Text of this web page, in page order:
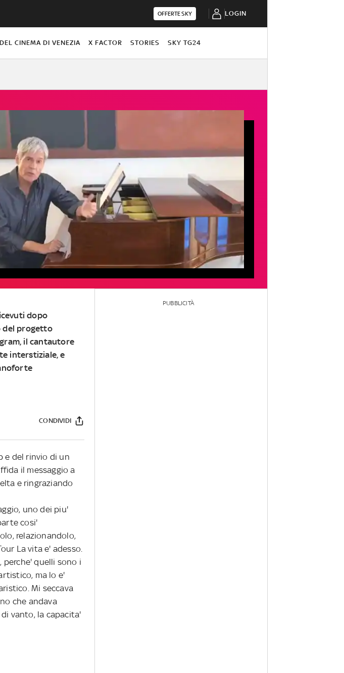
OFFERTE SKY LOGIN
CINEMA DI VENEZIA X FACTOR STORIES SKY TG24
dopo
del progetto
il cantautore
interstiziale, e
CONDIVIDI
e del rinvio di un
il messaggio a
e ringraziando
uno dei piu'
cosi'
relazionandolo,
La vita e' adesso.
perche' quelli sono i
ma lo e'
Mi seccava
che andava
vanto, la capacita'
PUBBLICITÀ